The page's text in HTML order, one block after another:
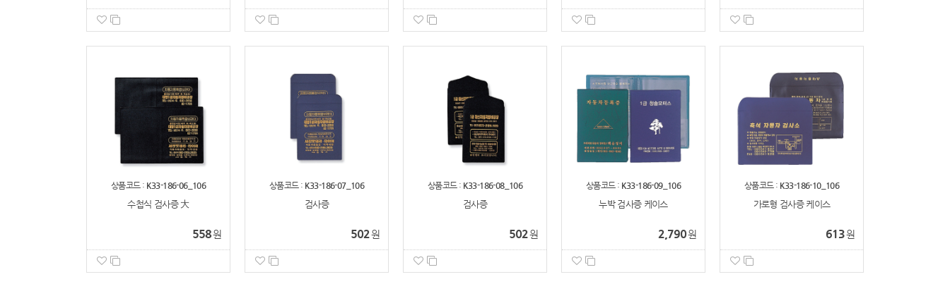
상품코드 : K33-186-06_106
수첩식 검사증 大
558원
상품코드 : K33-186-07_106
검사증
502원
상품코드 : K33-186-08_106
검사증
502원
상품코드 : K33-186-09_106
누박 검사증 케이스
2,790원
상품코드 : K33-186-10_106
가로형 검사증 케이스
613원